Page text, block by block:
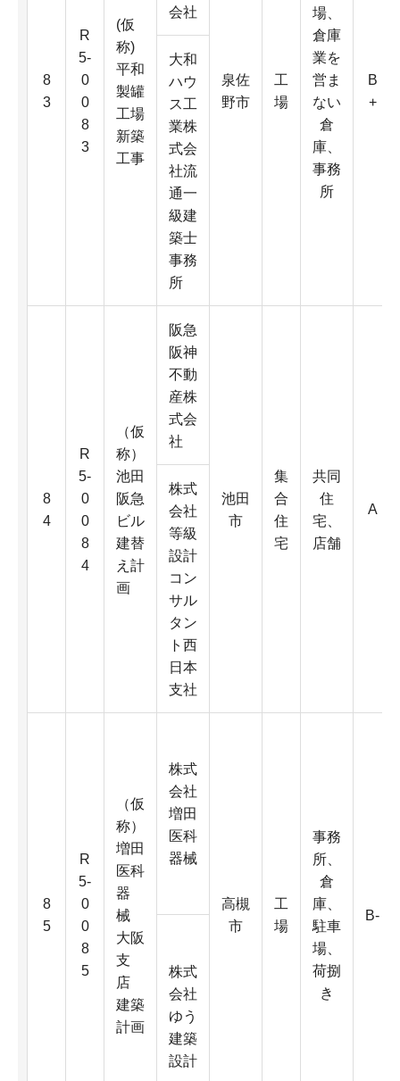
8
3
R
5-
0
0
8
3
(仮
称)
平和
製罐
工場
新築
工事
会社
泉佐
野市
工
場
場、
倉庫
業を
営ま
ない
倉
庫、
事務
所
B
+
大和
ハウ
ス工
業株
式会
社流
通一
級建
築士
事務
所
8
4
R
5-
0
0
8
4
（仮
称）
池田
阪急
ビル
建替
え計
画
阪急
阪神
不動
産株
式会
社
池田
市
集
合
住
宅
共同
住
宅、
店舗
A
株式
会社
等級
設計
コン
サル
タン
ト西
日本
支社
8
5
R
5-
0
0
8
5
（仮
称）
増田
医科
器
械
大阪
支
店
建築
計画
株式
会社
増田
医科
器械
高槻
市
工
場
事務
所、
倉
庫、
駐車
場、
荷捌
き
B-
株式
会社
ゆう
建築
設計